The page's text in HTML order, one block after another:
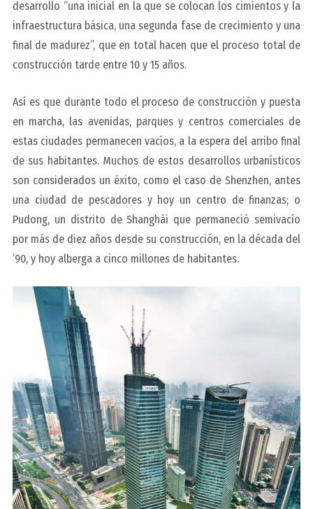
desarrollo “una inicial en la que se colocan los cimientos y la
infraestructura básica, una segunda fase de crecimiento y una
final de madurez”, que en total hacen que el proceso total de
construcción tarde entre 10 y 15 años.
Así es que durante todo el proceso de construcción y puesta
en marcha, las avenidas, parques y centros comerciales de
estas ciudades permanecen vacíos, a la espera del arribo final
de sus habitantes. Muchos de estos desarrollos urbanísticos
son considerados un éxito, como el caso de Shenzhen, antes
una ciudad de pescadores y hoy un centro de finanzas; o
Pudong, un distrito de Shanghái que permaneció semivacío
por más de diez años desde su construcción, en la década del
’90, y hoy alberga a cinco millones de habitantes.